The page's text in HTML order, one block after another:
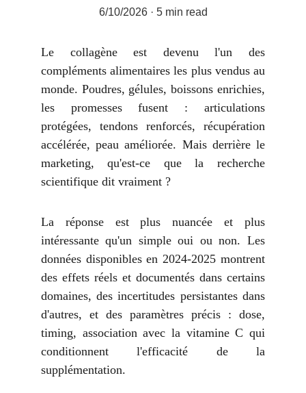
6/10/2026 5 min read
Le collagène est devenu l'un des
compléments alimentaires les plus vendus au
monde. Poudres, gélules, boissons enrichies,
les promesses fusent : articulations
protégées, tendons renforcés, récupération
accélérée, peau améliorée. Mais derrière le
marketing, qu'est-ce que la recherche
scientifique dit vraiment ?
La réponse est plus nuancée et plus
intéressante qu'un simple oui ou non. Les
données disponibles en 2024-2025 montrent
des effets réels et documentés dans certains
domaines, des incertitudes persistantes dans
d'autres, et des paramètres précis : dose,
timing, association avec la vitamine C qui
conditionnent l'efficacité de la
supplémentation.